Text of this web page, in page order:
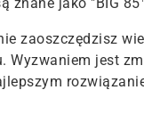
zaoszczędzisz
Wyzwaniem jest